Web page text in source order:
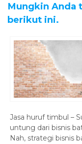
Mungkin Anda
berikut ini.
Jasa huruf timbul –
untung dari bisnis
Nah, strategi bisnis